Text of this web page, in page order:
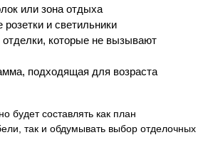
или зона отдыха
розетки и светильники
которые не вызывают
подходящая для возраста
будет составлять как план
так и обдумывать выбор отделочных